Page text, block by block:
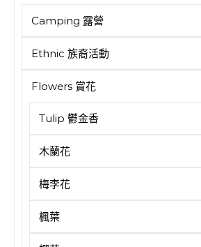
Camping 露營
Ethnic 族裔活動
Flowers 賞花
Tulip 鬱金香
木蘭花
梅李花
楓葉